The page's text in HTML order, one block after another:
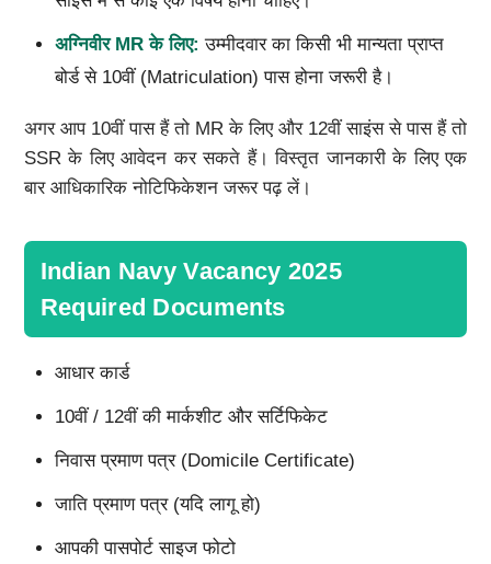
अग्निवीर MRके लिए: उम्मीदवार का किसी भी मान्यता प्राप्त
बोर्ड से 10वीं (Matriculation) पास होना जरूरी है।
अगर आप 10वीं पास हैं तो MR के लिए और 12वीं साइंस से पास हैं तो
SSR के लिए आवेदन कर सकते हैं। विस्तृत जानकारी के लिए एक
बार आधिकारिक नोटिफिकेशन जरूर पढ़ लें।
Indian Navy Vacancy 2025
Required Documents
आधार कार्ड
10वीं / 12वीं की मार्कशीट और सर्टिफिकेट
निवास प्रमाण पत्र (Domicile Certificate)
जाति प्रमाण पत्र (यदि लागू हो)
आपकी पासपोर्ट साइज फोटो